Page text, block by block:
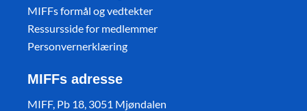
MIFFs formål og vedtekter
Ressursside for medlemmer
Personvernerklæring
MIFFs adresse
MIFF, Pb 18, 3051 Mjøndalen